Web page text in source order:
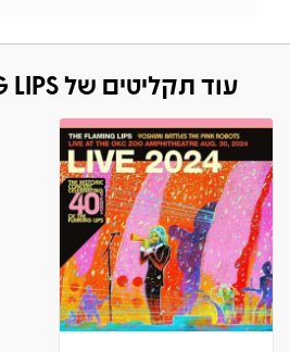
עוד תקליטים של THE FLAMING LIPS